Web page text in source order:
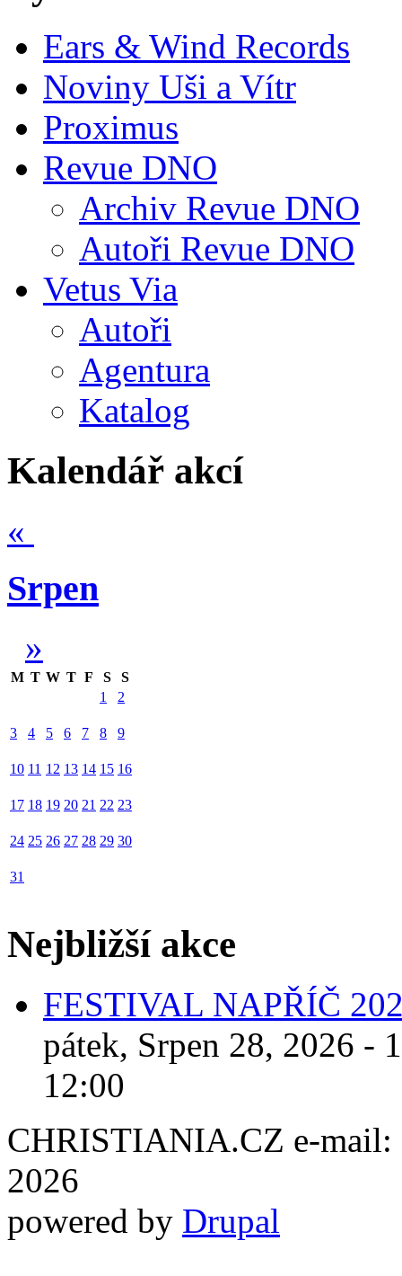
Ears & Wind Records
Noviny Uši a Vítr
Proximus
Revue DNO
Archiv Revue DNO
Autoři Revue DNO
Vetus Via
Autoři
Agentura
Katalog
Kalendář akcí
«
Srpen
»
M T W T F S
S
1
2
3 4 5 6 7 8 9
10 11 12 13 14 15 16
17 18 19 20 21 22 23
24 25 26 27 28 29 30
31
Nejbližší akce
FESTIVAL NAPŘÍČ
pátek, Srpen 28, 2026 -
12:00
CHRISTIANIA.CZ e-mail:
2026
powered by Drupal